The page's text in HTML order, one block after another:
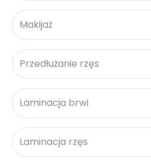
Makijaż
Przedłużanie rzęs
Laminacja brwi
Laminacja rzęs